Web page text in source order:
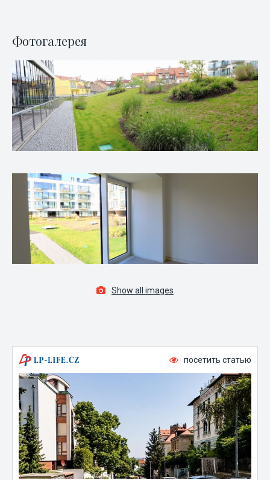
Фотогалерея
Show all images
посетить статью